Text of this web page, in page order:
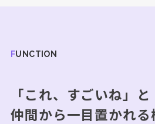
FUNCTION
「これ、すごいね」と
仲間から一目置かれる